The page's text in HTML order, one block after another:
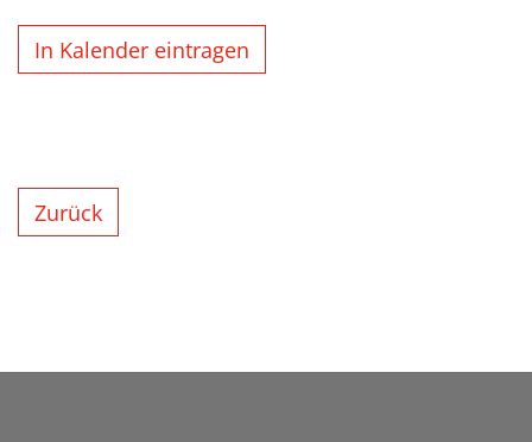
In Kalender eintragen
Zurück